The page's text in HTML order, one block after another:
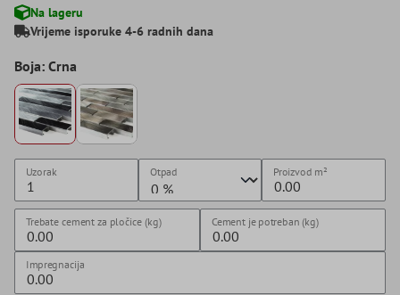
Na lageru
Vrijeme isporuke 4-6 radnih dana
Boja: Crna
Uzorak Otpad Proizvod m²
Trebate cement za pločice (kg) Cement je potreban (kg)
Impregnacija